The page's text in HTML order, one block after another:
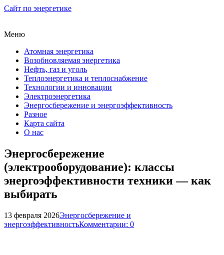
Сайт по энергетике
Меню
Атомная энергетика
Возобновляемая энергетика
Нефть, газ и уголь
Теплоэнергетика и теплоснабжение
Технологии и инновации
Электроэнергетика
Энергосбережение и энергоэффективность
Разное
Карта сайта
О нас
Энергосбережение
(электрооборудование): классы
энергоэффективности техники — как
выбирать
13 февраля 2026Энергосбережение и
энергоэффективностьКомментарии: 0